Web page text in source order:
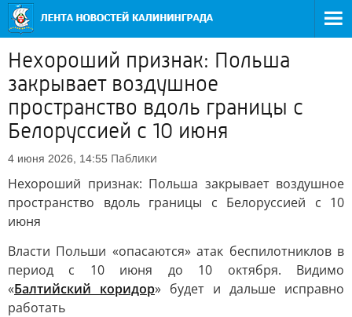
Нехороший признак: Польша
закрывает воздушное
пространство вдоль границы с
Белоруссией с 10 июня
4 июня 2026, 14:55 Паблики
Нехороший признак: Польша закрывает воздушное
пространство вдоль границы с Белоруссией с 10
июня
Власти Польши «опасаются» атак беспилотниклов в
период с 10 июня до 10 октября. Видимо
«Балтийский коридор» будет и дальше исправно
работать